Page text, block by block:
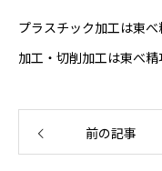
プラスチック加工は東
加工・切削加工は東べ精
前の記事